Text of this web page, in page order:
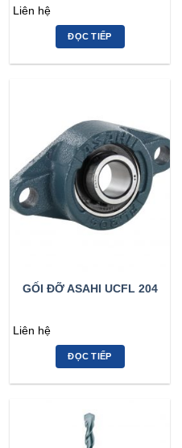
Liên hệ
ĐỌC TIẾP
GỐI ĐỠ ASAHI UCFL 204
Liên hệ
ĐỌC TIẾP